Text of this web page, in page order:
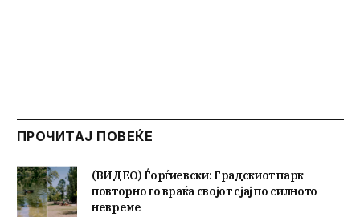
ПРОЧИТАЈ ПОВЕЌЕ
(ВИДЕО) Ѓорѓиевски: Градскиот парк
повторно го враќа својот сјај по силното
невреме